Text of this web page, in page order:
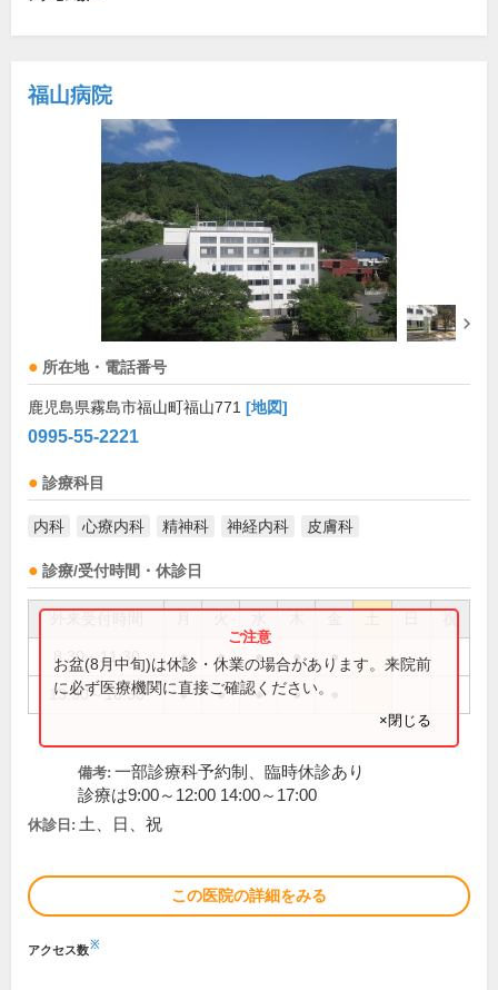
福山病院
所在地・電話番号
鹿児島県霧島市福山町福山771 [地図]
0995-55-2221
診療科目
内科 心療内科 精神科 神経内科 皮膚科
診療/受付時間・休診日
祝
8:30～11:30 ● ● ● ● ●
13:30～16:30 ● ● ● ●
お盆(8月中旬)は休診・休業の場合があります。来院前
に必ず医療機関に直接ご確認ください。
×閉じる
備考: 一部診療科予約制、臨時休診あり
診療は9:00～12:00 14:00～17:00
休診日: 土、日、祝
この医院の詳細をみる
アクセス数※